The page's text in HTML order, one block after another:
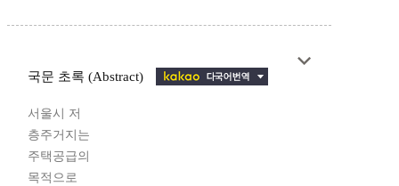
국문 초록 (Abstract)
서울시 저
층주거지는
주택공급의
목적으로